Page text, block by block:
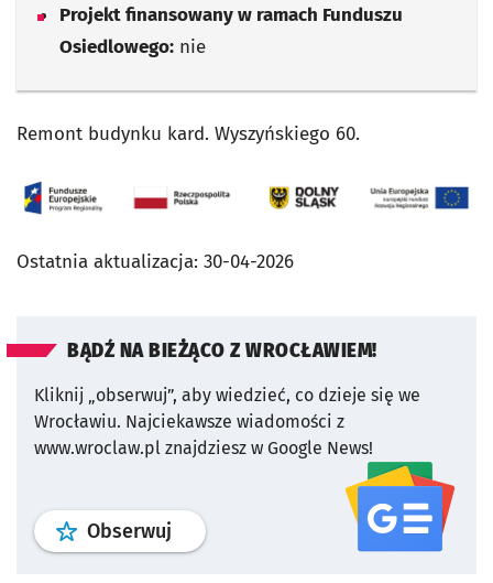
Projekt finansowany w ramach Funduszu
Osiedlowego: nie
Remont budynku kard. Wyszyńskiego 60.
Ostatnia aktualizacja: 30-04-2026
BĄDŹ NA BIEŻĄCO Z WROCŁAWIEM!
Kliknij „obserwuj”, aby wiedzieć, co dzieje się we
Wrocławiu. Najciekawsze wiadomości z
www.wroclaw.pl znajdziesz w Google News!
Obserwuj profil serwisu